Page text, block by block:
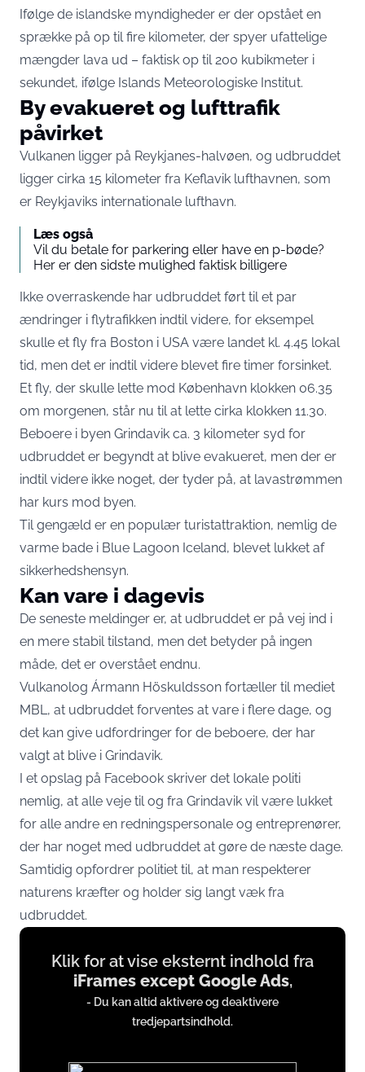
Ifølge de islandske myndigheder er der opstået en
sprække på op til fire kilometer, der spyer ufattelige
mængder lava ud – faktisk op til 200 kubikmeter i
sekundet, ifølge Islands Meteorologiske Institut.
By evakueret og lufttrafik
påvirket
Vulkanen ligger på Reykjanes-halvøen, og udbruddet
ligger cirka 15 kilometer fra Keflavik lufthavnen, som
er Reykjaviks internationale lufthavn.
Læs også
Vil du betale for parkering eller have en p-bøde?
Her er den sidste mulighed faktisk billigere
Ikke overraskende har udbruddet ført til et par
ændringer i flytrafikken indtil videre, for eksempel
skulle et fly fra Boston i USA være landet kl. 4.45 lokal
tid, men det er indtil videre blevet fire timer forsinket.
Et fly, der skulle lette mod København klokken 06.35
om morgenen, står nu til at lette cirka klokken 11.30.
Beboere i byen Grindavik ca. 3 kilometer syd for
udbruddet er begyndt at blive evakueret, men der er
indtil videre ikke noget, der tyder på, at lavastrømmen
har kurs mod byen.
Til gengæld er en populær turistattraktion, nemlig de
varme bade i Blue Lagoon Iceland, blevet lukket af
sikkerhedshensyn.
Kan vare i dagevis
De seneste meldinger er, at udbruddet er på vej ind i
en mere stabil tilstand, men det betyder på ingen
måde, det er overstået endnu.
Vulkanolog Ármann Höskuldsson fortæller til mediet
MBL, at udbruddet forventes at vare i flere dage, og
det kan give udfordringer for de beboere, der har
valgt at blive i Grindavik.
I et opslag på Facebook skriver det lokale politi
nemlig, at alle veje til og fra Grindavik vil være lukket
for alle andre en redningspersonale og entreprenører,
der har noget med udbruddet at gøre de næste dage.
Samtidig opfordrer politiet til, at man respekterer
naturens kræfter og holder sig langt væk fra
udbruddet.
Display
contentKlik for at vise eksternt indhold fra
iFrames except Google Ads,
- Du kan altid aktivere og deaktivere
tredjepartsindhold.